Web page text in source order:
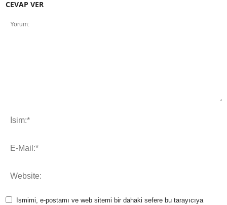
CEVAP VER
Ismimi, e-postamı ve web sitemi bir dahaki sefere bu tarayıcıya